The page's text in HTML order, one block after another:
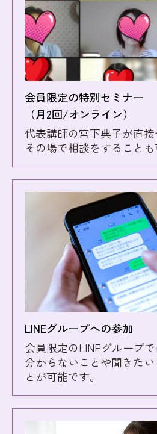
会員限定の特別セミナー
（月2回/オンライン）
代表講師の宮下典子が直接
その場で相談をすることも
LINEグループへの参加
会員限定のLINEグループ
分からないことや聞きた
とが可能です。